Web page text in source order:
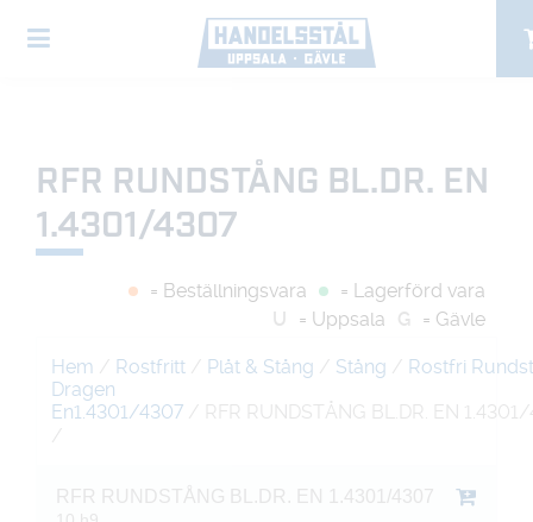
RFR RUNDSTÅNG BL.DR. EN
1.4301/4307
= Beställningsvara
= Lagerförd vara
U
= Uppsala G = Gävle
Hem / Rostfritt / Plåt & Stång / Stång / Rostfri
Dragen
En1.4301/4307 / RFR RUNDSTÅNG BL.DR. EN
/
RFR RUNDSTÅNG BL.DR. EN 1.4301/4307